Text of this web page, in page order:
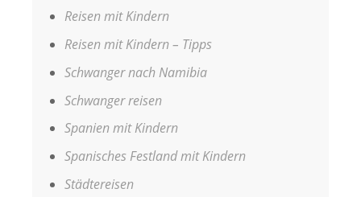
Reisen mit Kindern
Reisen mit Kindern – Tipps
Schwanger nach Namibia
Schwanger reisen
Spanien mit Kindern
Spanisches Festland mit Kindern
Städtereisen